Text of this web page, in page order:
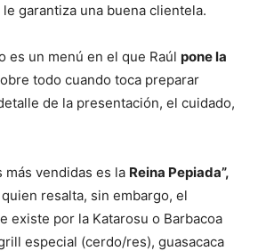
garantiza una buena clientela.
es un menú en el que Raúl pone la
todo cuando toca preparar
de la presentación, el cuidado,
más vendidas es la Reina Pepiada”,
resalta, sin embargo, el
existe por la Katarosu o Barbacoa
especial (cerdo/res), guasacaca